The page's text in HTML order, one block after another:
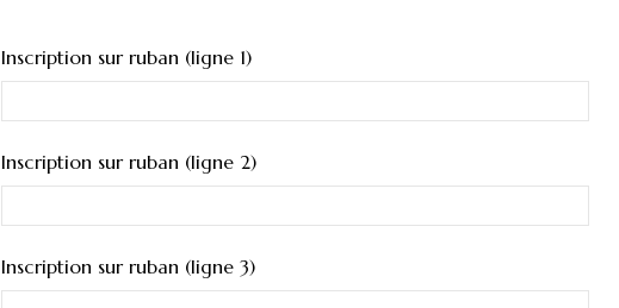
Inscription sur ruban (ligne 1)
Inscription sur ruban (ligne 2)
Inscription sur ruban (ligne 3)